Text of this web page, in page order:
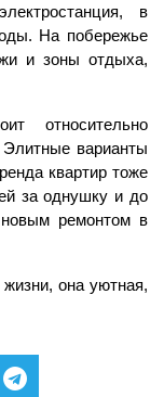
в
На побережье
и зоны отдыха,
относительно
варианты
квартир тоже
за однушку и до
ремонтом в
она уютная,